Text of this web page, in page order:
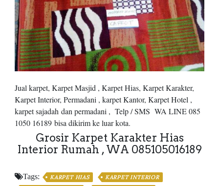
Jual karpet, Karpet Masjid , Karpet Hias, Karpet Karakter,
Karpet Interior, Permadani , karpet Kantor, Karpet Hotel ,
karpet sajadah dan permadani , Telp / SMS WA LINE 085
1050 16189 bisa dikirim ke luar kota.
Grosir Karpet Karakter Hias
Interior Rumah , WA 085105016189
Tags: KARPET HIAS
KARPET INTERIOR